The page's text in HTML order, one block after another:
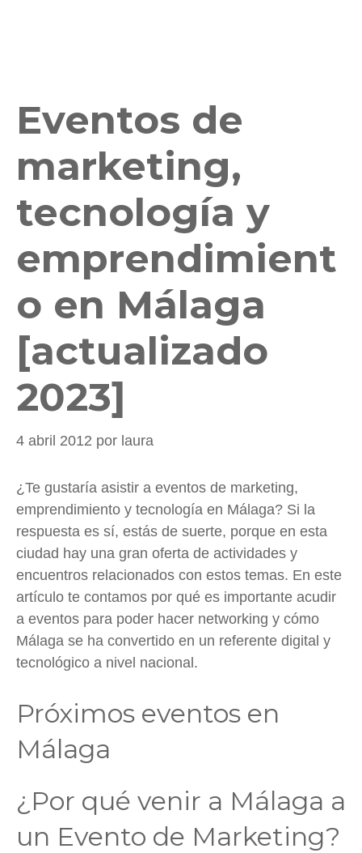
Eventos de
marketing,
tecnología y
emprendimient
o en Málaga
[actualizado
2023]
4 abril 2012 por laura
¿Te gustaría asistir a eventos de marketing,
emprendimiento y tecnología en Málaga? Si la
respuesta es sí, estás de suerte, porque en esta
ciudad hay una gran oferta de actividades y
encuentros relacionados con estos temas. En este
artículo te contamos por qué es importante acudir
a eventos para poder hacer networking y cómo
Málaga se ha convertido en un referente digital y
tecnológico a nivel nacional.
Próximos eventos en
Málaga
¿Por qué venir a Málaga a
un Evento de Marketing?